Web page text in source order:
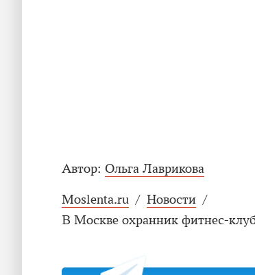
Автор: Ольга Лаврикова
Moslenta.ru / Новости /
В Москве охранник фитнес-